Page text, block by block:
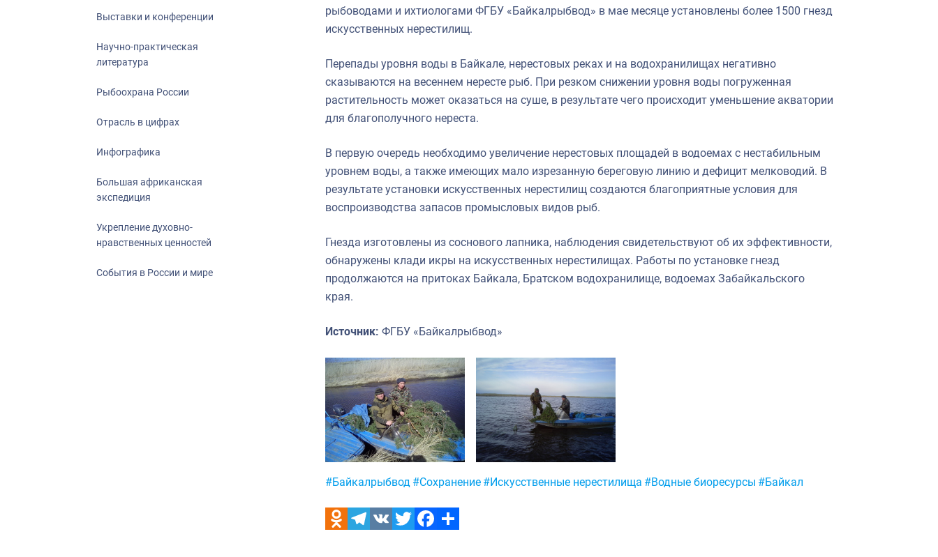
Выставки и конференции
Научно-практическая
литература
Рыбоохрана России
Отрасль в цифрах
Инфографика
Большая африканская
экспедиция
Укрепление духовно-
нравственных ценностей
События в России и мире
рыбоводами и ихтиологами ФГБУ «Байкалрыбвод» в мае месяце установлены более 1500 гнезд
искусственных нерестилищ.
Перепады уровня воды в Байкале, нерестовых реках и на водохранилищах негативно
сказываются на весеннем нересте рыб. При резком снижении уровня воды погруженная
растительность может оказаться на суше, в результате чего происходит уменьшение акватории
для благополучного нереста.
В первую очередь необходимо увеличение нерестовых площадей в водоемах с нестабильным
уровнем воды, а также имеющих мало изрезанную береговую линию и дефицит мелководий. В
результате установки искусственных нерестилищ создаются благоприятные условия для
воспроизводства запасов промысловых видов рыб.
Гнезда изготовлены из соснового лапника, наблюдения свидетельствуют об их эффективности,
обнаружены клади икры на искусственных нерестилищах. Работы по установке гнезд
продолжаются на притоках Байкала, Братском водохранилище, водоемах Забайкальского
края.
Источник: ФГБУ «Байкалрыбвод»
Метки:
#Байкалрыбвод #Сохранение #Искусственные нерестилища #Водные биоресурсы #Байкал